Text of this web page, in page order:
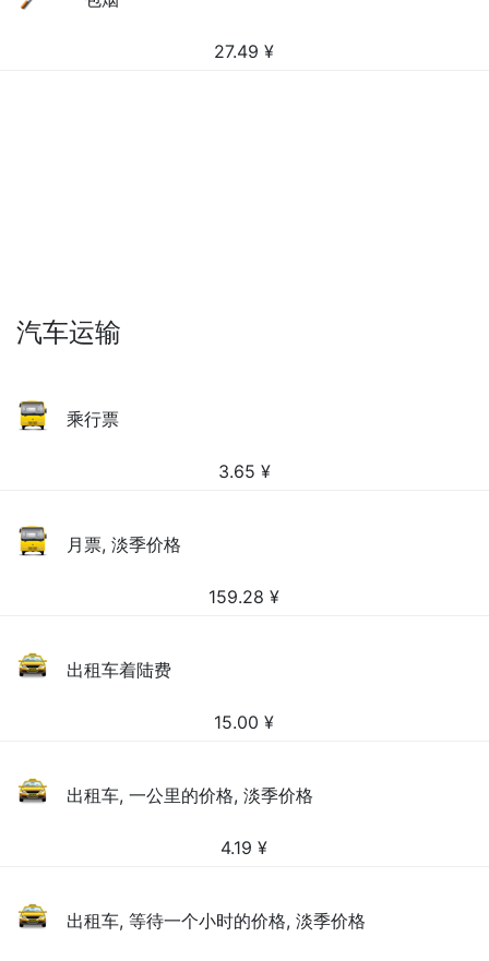
27.49 ¥
汽车运输
乘行票
3.65 ¥
月票, 淡季价格
159.28 ¥
出租车着陆费
15.00 ¥
出租车, 一公里的价格, 淡季价格
4.19 ¥
出租车, 等待一个小时的价格, 淡季价格